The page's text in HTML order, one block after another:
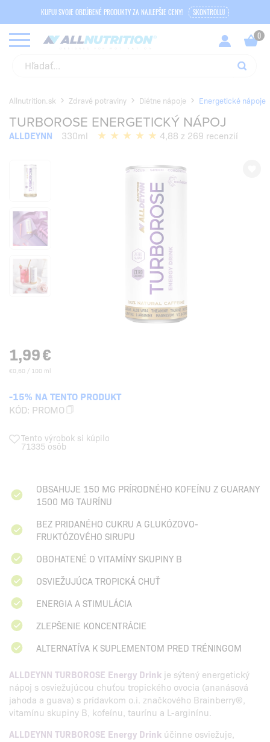
KUPUJ SVOJE OBĽÚBENÉ PRODUKTY ZA NAJLEPŠIE CENY! SKONTROLUJ
Allnutrition.sk Zdravé potraviny Diétne nápoje Energetické nápoje
TURBOROSE ENERGETICKÝ NÁPOJ
ALLDEYNN 330ml 4,88 z 269 recenzií
1,99€
€0,60 / 100 ml
-15% NA TENTO PRODUKT
KÓD: PROMO
Tento výrobok si kúpilo
71335 osôb
OBSAHUJE 150 MG PRÍRODNÉHO KOFEÍNU Z GUARANY
1500 MG TAURÍNU
BEZ PRIDANÉHO CUKRU A GLUKÓZOVO-
FRUKTÓZOVÉHO SIRUPU
OBOHATENÉ O VITAMÍNY SKUPINY B
OSVIEŽUJÚCA TROPICKÁ CHUŤ
ENERGIA A STIMULÁCIA
ZLEPŠENIE KONCENTRÁCIE
ALTERNATÍVA K SUPLEMENTOM PRED TRÉNINGOM
ALLDEYNN TURBOROSE Energy Drink je sýtený energetický
nápoj s osviežujúcou chuťou tropického ovocia (ananásová
jahoda a guava) s prídavkom o.i. značkového Brainberry®,
vitamínu skupiny B, kofeínu, taurínu a L-arginínu.
ALLDEYNN TURBOROSE Energy Drink účinne osviežuje,